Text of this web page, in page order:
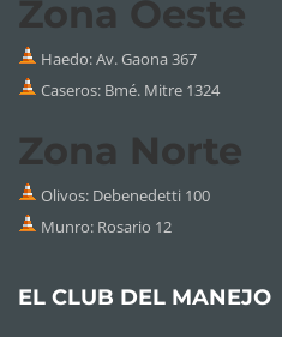
Zona Oeste
Haedo: Av. Gaona 367
Caseros: Bmé. Mitre 1324
Zona Norte
Olivos: Debenedetti 100
Munro: Rosario 12
EL CLUB DEL MANEJO